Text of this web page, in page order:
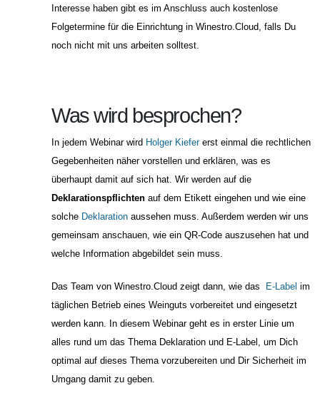
Interesse haben gibt es im Anschluss auch kostenlose
Folgetermine für die Einrichtung in Winestro.Cloud, falls Du
noch nicht mit uns arbeiten solltest.
Was wird besprochen?
In jedem Webinar wird Holger Kiefererst einmal die rechtlichen
Gegebenheiten näher vorstellen und erklären, was es
überhaupt damit auf sich hat. Wir werden auf die
Deklarationspflichten auf dem Etikett eingehen und wie eine
solche Deklaration aussehen muss. Außerdem werden wir uns
gemeinsam anschauen, wie ein QR-Code auszusehen hat und
welche Information abgebildet sein muss.
Das Team von Winestro.Cloud zeigt dann, wie das E-Label im
täglichen Betrieb eines Weinguts vorbereitet und eingesetzt
werden kann. In diesem Webinar geht es in erster Linie um
alles rund um das Thema Deklaration und E-Label, um Dich
optimal auf dieses Thema vorzubereiten und Dir Sicherheit im
Umgang damit zu geben.